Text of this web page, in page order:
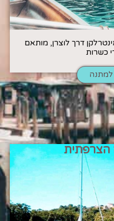
דרך לוצרן, מותאם
כשרות
למתנה
הצרפתית